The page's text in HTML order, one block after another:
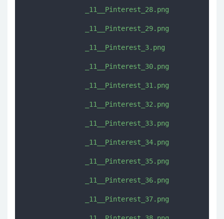
               _11__Pinterest_28.png
               _11__Pinterest_29.png
               _11__Pinterest_3.png
               _11__Pinterest_30.png
               _11__Pinterest_31.png
               _11__Pinterest_32.png
               _11__Pinterest_33.png
               _11__Pinterest_34.png
               _11__Pinterest_35.png
               _11__Pinterest_36.png
               _11__Pinterest_37.png